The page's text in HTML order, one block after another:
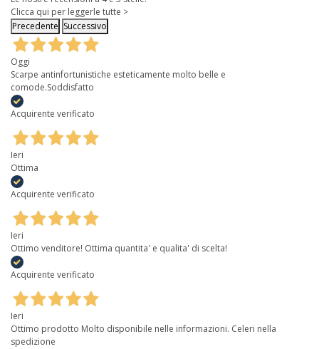
Clicca qui per leggerle tutte >
Precedente Successivo
Oggi
Scarpe antinfortunistiche esteticamente molto belle e
comode.Soddisfatto
Acquirente verificato
Ieri
Ottima
Acquirente verificato
Ieri
Ottimo venditore! Ottima quantita' e qualita' di scelta!
Acquirente verificato
Ieri
Ottimo prodotto Molto disponibile nelle informazioni. Celeri nella
spedizione